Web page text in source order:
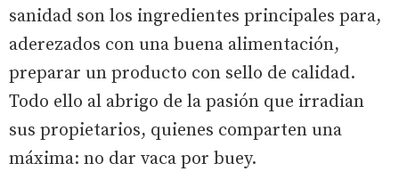
sanidad son los ingredientes principales para,
aderezados con una buena alimentación,
preparar un producto con sello de calidad.
Todo ello al abrigo de la pasión que irradian
sus propietarios, quienes comparten una
máxima: no dar vaca por buey.